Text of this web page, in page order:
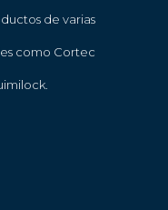
de varias
como Cortec